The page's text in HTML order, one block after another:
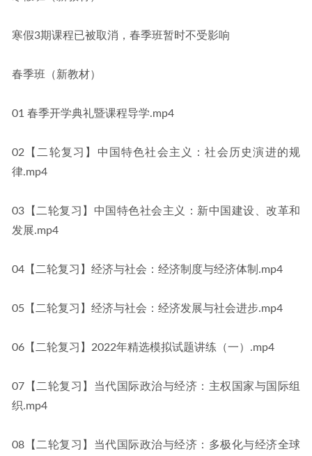
寒假3期课程已被取消，春季班暂时不受影响
春季班（新教材）
01 春季开学典礼暨课程导学.mp4
02【二轮复习】中国特色社会主义：社会历史演进的规
律.mp4
03【二轮复习】中国特色社会主义：新中国建设、改革和
发展.mp4
04【二轮复习】经济与社会：经济制度与经济体制.mp4
05【二轮复习】经济与社会：经济发展与社会进步.mp4
06【二轮复习】2022年精选模拟试题讲练（一）.mp4
07【二轮复习】当代国际政治与经济：主权国家与国际组
织.mp4
08【二轮复习】当代国际政治与经济：多极化与经济全球